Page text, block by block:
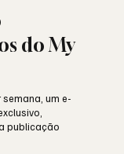
do My
um e-
publicação